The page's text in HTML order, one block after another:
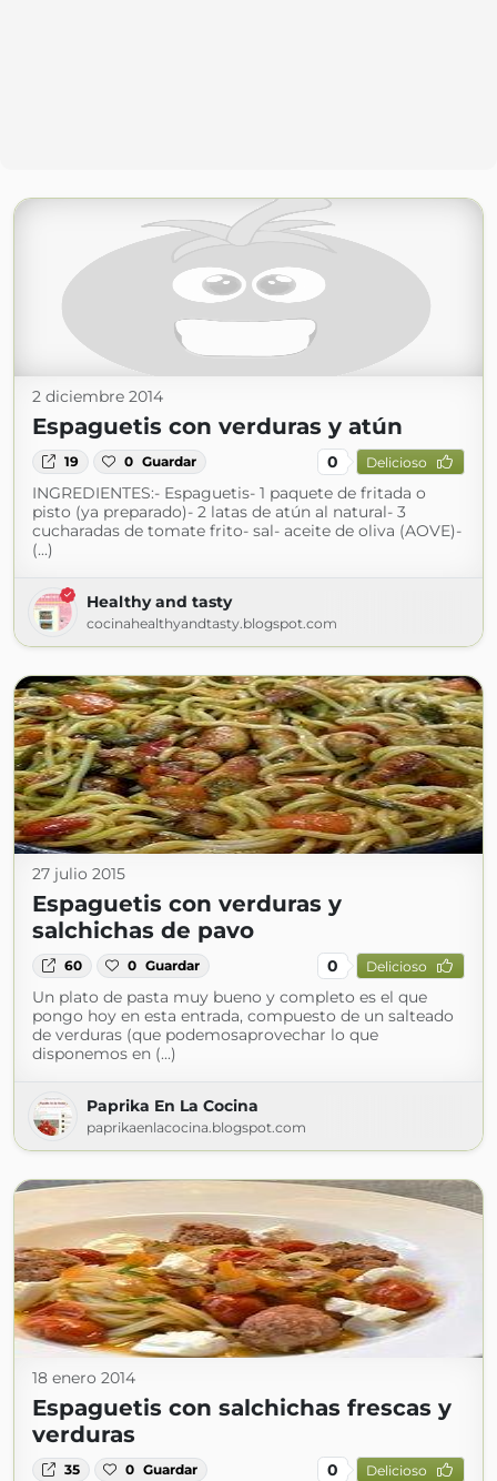
2 diciembre 2014
Espaguetis con verduras y atún
19 0 Guardar 0 Delicioso
INGREDIENTES:- Espaguetis- 1 paquete de fritada o
pisto (ya preparado)- 2 latas de atún al natural- 3
cucharadas de tomate frito- sal- aceite de oliva (AOVE)-
(...)
Healthy and tasty
cocinahealthyandtasty.blogspot.com
27 julio 2015
Espaguetis con verduras y
salchichas de pavo
60 0 Guardar 0 Delicioso
Un plato de pasta muy bueno y completo es el que
pongo hoy en esta entrada, compuesto de un salteado
de verduras (que podemosaprovechar lo que
disponemos en (...)
Paprika En La Cocina
paprikaenlacocina.blogspot.com
18 enero 2014
Espaguetis con salchichas frescas y
verduras
35 0 Guardar 0 Delicioso